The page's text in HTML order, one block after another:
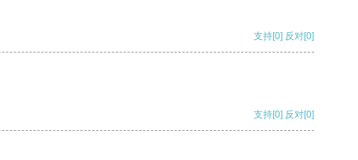
支持[0] 反对[0]
支持[0] 反对[0]